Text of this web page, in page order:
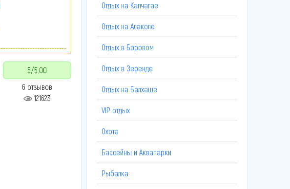
5/5.00
6 отзывов
121623
Отдых на Капчагае
Отдых на Алаколе
Отдых в Боровом
Отдых в Зеренде
Отдых на Балхаше
VIP отдых
Охота
Бассейны и Аквапарки
Рыбалка